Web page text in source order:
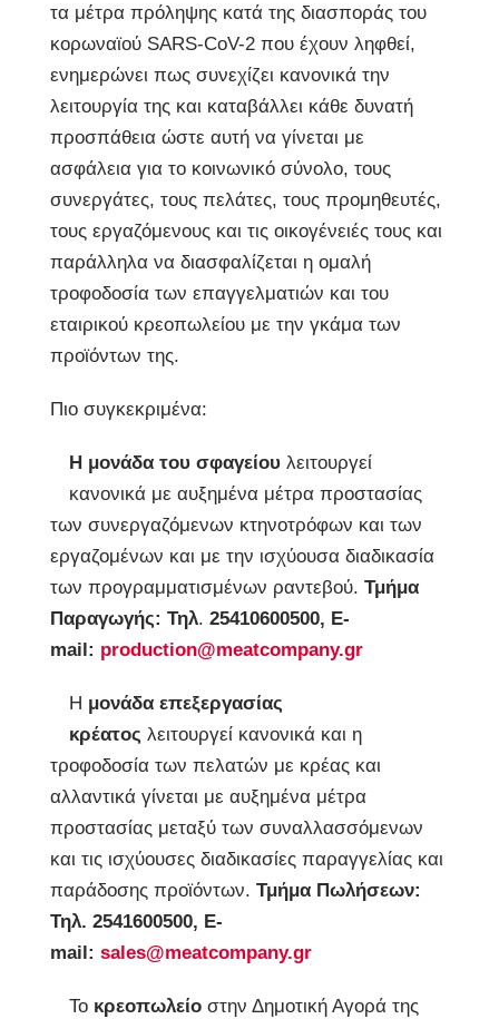
τα μέτρα πρόληψης κατά της διασποράς του
κορωναϊού SARS-CoV-2 που έχουν ληφθεί,
ενημερώνει πως συνεχίζει κανονικά την
λειτουργία της και καταβάλλει κάθε δυνατή
προσπάθεια ώστε αυτή να γίνεται με
ασφάλεια για το κοινωνικό σύνολο, τους
συνεργάτες, τους πελάτες, τους προμηθευτές,
τους εργαζόμενους και τις οικογένειές τους και
παράλληλα να διασφαλίζεται η ομαλή
τροφοδοσία των επαγγελματιών και του
εταιρικού κρεοπωλείου με την γκάμα των
προϊόντων της.
Πιο συγκεκριμένα:
Η μονάδα του σφαγείου λειτουργεί
κανονικά με αυξημένα μέτρα προστασίας
των συνεργαζόμενων κτηνοτρόφων και των
εργαζομένων και με την ισχύουσα διαδικασία
των προγραμματισμένων ραντεβού. Τμήμα
Παραγωγής: Τηλ. 25410600500, E-
mail: production@meatcompany.gr
Η μονάδα επεξεργασίας
κρέατος λειτουργεί κανονικά και η
τροφοδοσία των πελατών με κρέας και
αλλαντικά γίνεται με αυξημένα μέτρα
προστασίας μεταξύ των συναλλασσόμενων
και τις ισχύουσες διαδικασίες παραγγελίας και
παράδοσης προϊόντων. Τμήμα Πωλήσεων:
Τηλ. 2541600500, E-
mail: sales@meatcompany.gr
Το κρεοπωλείο στην Δημοτική Αγορά της